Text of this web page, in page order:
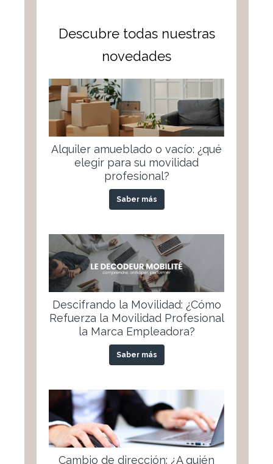
Descubre todas nuestras
novedades
Alquiler amueblado o vacío: ¿qué
elegir para su movilidad
profesional?
Saber más
Descifrando la Movilidad: ¿Cómo
Refuerza la Movilidad Profesional
la Marca Empleadora?
Saber más
Cambio de dirección: ¿A quién